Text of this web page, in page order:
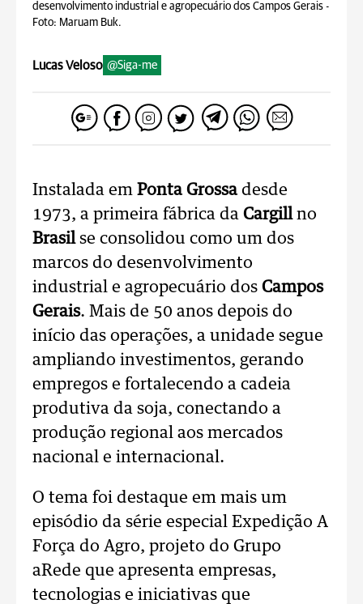
desenvolvimento industrial e agropecuário dos Campos Gerais -
Foto: Maruam Buk.
Lucas Veloso @Siga-me
Instalada em Ponta Grossadesde
1973, a primeira fábrica da Cargillno
Brasilse consolidou como um dos
marcos do desenvolvimento
industrial e agropecuário dos Campos
Gerais. Mais de 50 anos depois do
início das operações, a unidade segue
ampliando investimentos, gerando
empregos e fortalecendo a cadeia
produtiva da soja, conectando a
produção regional aos mercados
nacional e internacional.
O tema foi destaque em mais um
episódio da série especial Expedição A
Força do Agro, projeto do Grupo
aRede que apresenta empresas,
tecnologias e iniciativas que